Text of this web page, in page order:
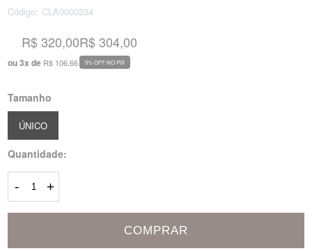
Código: CLA0000234
R$ 320,00
ou3x de R$ 106,66
R$ 304,00
5% OFF NO PIX
Tamanho
ÚNICO
Quantidade:
- +
COMPRAR